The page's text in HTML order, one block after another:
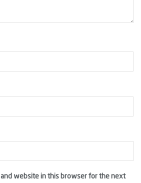
and website in this browser for the next